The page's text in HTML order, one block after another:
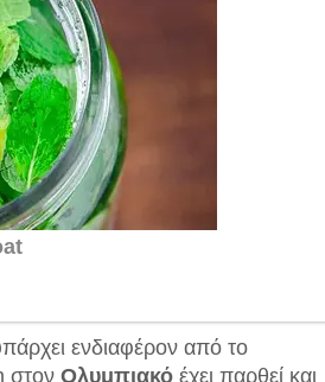
ενδιαφέρον από το
στον Ολυμπιακό έχει παρθεί και